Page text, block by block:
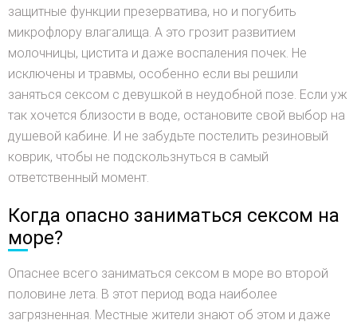
защитные функции презерватива, но и погубить
микрофлору влагалища. А это грозит развитием
молочницы, цистита и даже воспаления почек. Не
исключены и травмы, особенно если вы решили
заняться сексом с девушкой в неудобной позе. Если уж
так хочется близости в воде, остановите свой выбор на
душевой кабине. И не забудьте постелить резиновый
коврик, чтобы не подскользнуться в самый
ответственный момент.
Когда опасно заниматься сексом на
море?
Опаснее всего заниматься сексом в море во второй
половине лета. В этот период вода наиболее
загрязненная. Местные жители знают об этом и даже